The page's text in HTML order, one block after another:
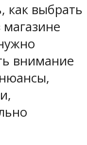
как выбрать
магазине
внимание